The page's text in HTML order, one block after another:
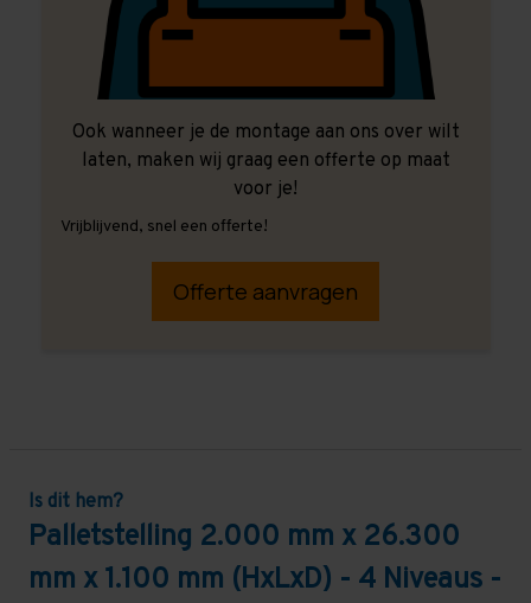
Ook wanneer je de montage aan ons over wilt
laten, maken wij graag een offerte op maat
voor je!
Vrijblijvend, snel een offerte!
Offerte aanvragen
Is dit hem?
Palletstelling 2.000 mm x 26.300
mm x 1.100 mm (HxLxD) - 4 Niveaus -